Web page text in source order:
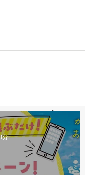
は修理多数に
ら他店販売の
のご来店をお願
分